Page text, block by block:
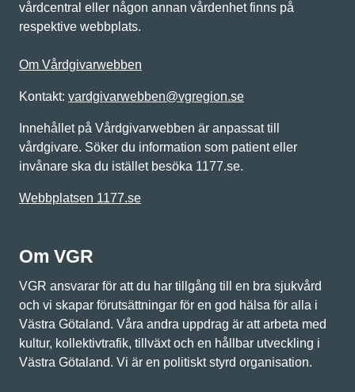
vårdcentral eller någon annan vårdenhet finns på
respektive webbplats.
Om Vårdgivarwebben
Kontakt: vardgivarwebben@vgregion.se
Innehållet på Vårdgivarwebben är anpassat till
vårdgivare. Söker du information som patient eller
invånare ska du istället besöka 1177.se.
Webbplatsen 1177.se
Om VGR
VGR ansvarar för att du har tillgång till en bra sjukvård
och vi skapar förutsättningar för en god hälsa för alla i
Västra Götaland. Våra andra uppdrag är att arbeta med
kultur, kollektivtrafik, tillväxt och en hållbar utveckling i
Västra Götaland. Vi är en politiskt styrd organisation.